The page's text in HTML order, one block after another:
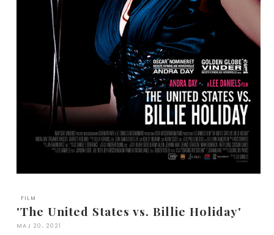
FILM
'The United States vs. Billie Holiday'
MAJ 20, 2021